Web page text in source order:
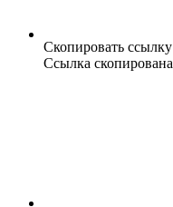
Скопировать ссылку
Ссылка скопирована